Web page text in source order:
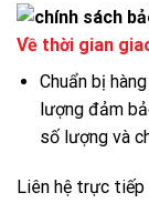
Về thời gian
Chuẩn bị
lượng đảm
số lượng và
Liên hệ trực tiếp